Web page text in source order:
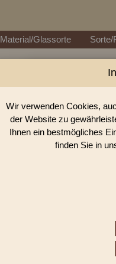
Material/Glassorte Sorte/
In unserem Perlen
Wir verwenden Cookies,
der Website zu
Ihnen ein bestmögliches
finden Sie in